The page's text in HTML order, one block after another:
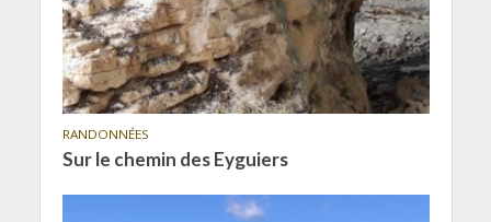
RANDONNÉES
Sur le chemin des Eyguiers